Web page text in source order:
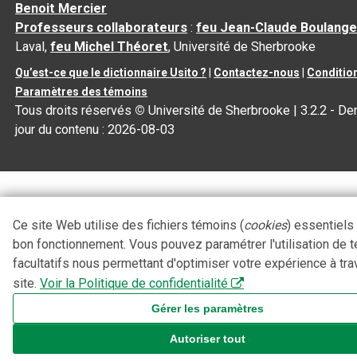
Benoit Mercier
Professeurs collaborateurs :feu Jean-Claude
Laval,feu Michel Théoret, Université de Sherbrooke
Qu’est-ce que le dictionnaire Usito ? Contactez-nous
Paramètres des témoins
Tous droits réservés © Université de Sherbrooke |3.2.2 -
jour du contenu :2026-08-03
Ce site Web utilise des fichiers témoins (cookies) essentiels
bon fonctionnement. Vous pouvez paramétrer l'utilisation de
facultatifs nous permettant d'optimiser votre expérience à
site. Voir la Politique de confidentialité
Gérer les paramètres
Autoriser tout